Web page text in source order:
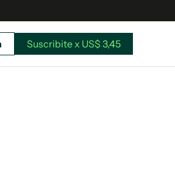
Suscribite x US$ 3,45